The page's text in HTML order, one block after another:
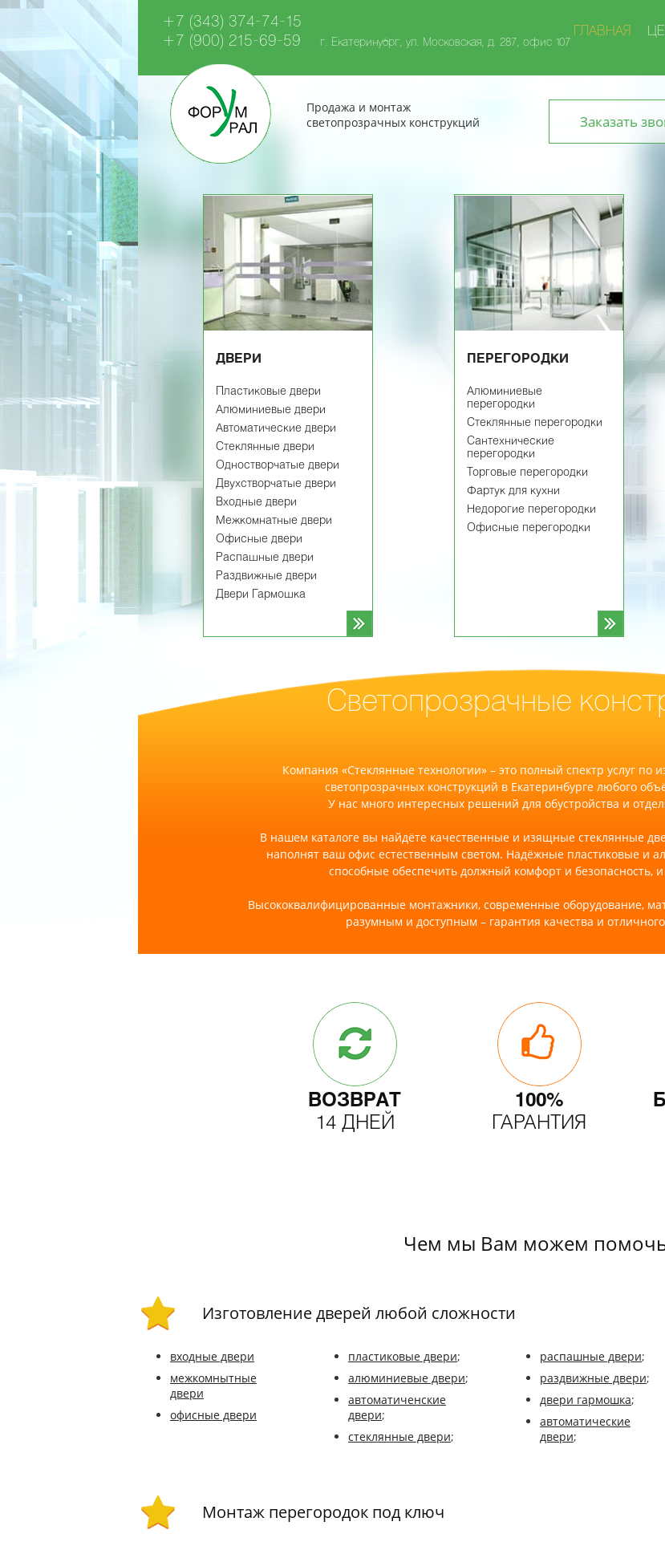
ГЛАВНАЯ
+7 (343) 374-74-15
+7 (900) 215-69-59
г. Екатеринубрг, ул. Московская, д. 287, офис 107
Продажа и монтаж
светопрозрачных конструкций
Заказать
ДВЕРИ
Пластиковые двери
Алюминиевые двери
Автоматические двери
Стеклянные двери
Одностворчатые двери
Двухстворчатые двери
Входные двери
Межкомнатные двери
Офисные двери
Распашные двери
Раздвижные двери
Двери Гармошка
ПЕРЕГОРОДКИ
Алюминиевые
перегородки
Cтеклянные перегородки
Сантехнические
перегородки
Торговые перегородки
Фартук для кухни
Недорогие перегородки
Офисные перегородки
Светопрозрачные
Компания «Стеклянные технологии» – это полный спектр услуг по
светопрозрачных конструкций в Екатеринбурге любого
У нас много интересных решений для обустройства и
В нашем каталоге вы найдёте качественные и изящные стеклянные
наполнят ваш офис естественным светом. Надёжные пластиковые и
способные обеспечить должный комфорт и безопасность, и
Высококвалифицированные монтажники, современные оборудование,
разумным и доступным – гарантия качества и
ВОЗВРАТ
14 ДНЕЙ
100%
ГАРАНТИЯ
Чем мы Вам можем
Изготовление дверей любой сложности
входные двери
межкомнытные
двери
офисные двери
пластиковые двери;
алюминиевые двери;
автоматиченские
двери;
стеклянные двери;
распашные двери;
раздвижные двери;
двери гармошка;
автоматические
двери;
Монтаж перегородок под ключ